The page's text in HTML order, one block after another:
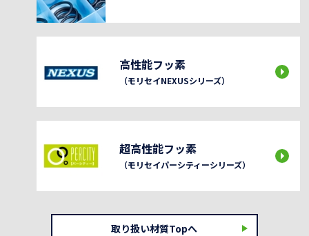
高性能フッ素
（モリセイNEXUSシリーズ）
超高性能フッ素
（モリセイパーシティーシリーズ）
取り扱い材質Topへ